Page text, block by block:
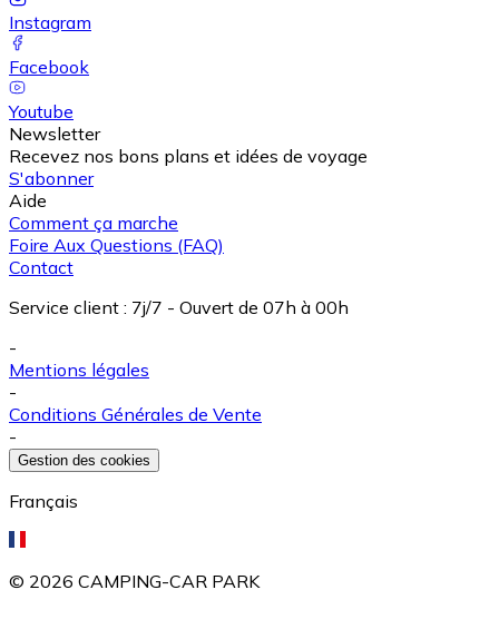
Instagram
Facebook
Youtube
Newsletter
Recevez nos bons plans et idées de voyage
S'abonner
Aide
Comment ça marche
Foire Aux Questions (FAQ)
Contact
Service client : 7j/7 - Ouvert de 07h à 00h
-
Mentions légales
-
Conditions Générales de Vente
-
Gestion des cookies
Français
© 2026 CAMPING-CAR PARK